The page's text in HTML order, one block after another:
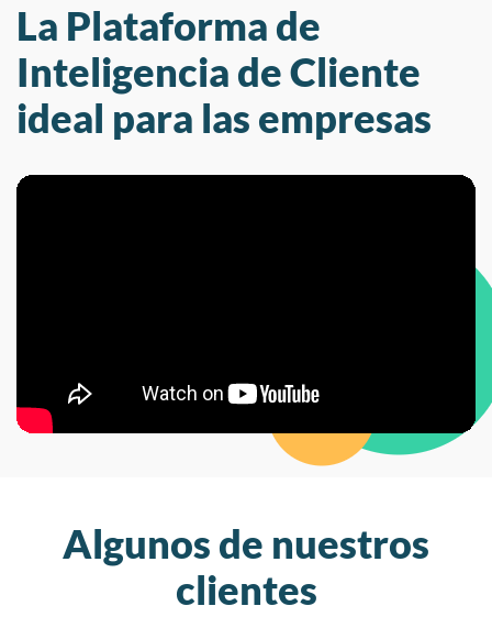
La Plataforma de
Inteligencia de Cliente
ideal para las empresas
Algunos de nuestros
clientes